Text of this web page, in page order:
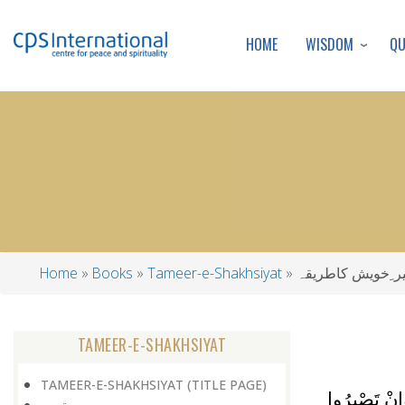
HOME WISDOM
Home Books Tameer-e-Shakhsiyat ِخویش کاطریقہ
TAMEER-E-SHAKHSIYAT
TAMEER-E-SHAKHSIYAT (TITLE PAGE)
تَصْبِرُوا